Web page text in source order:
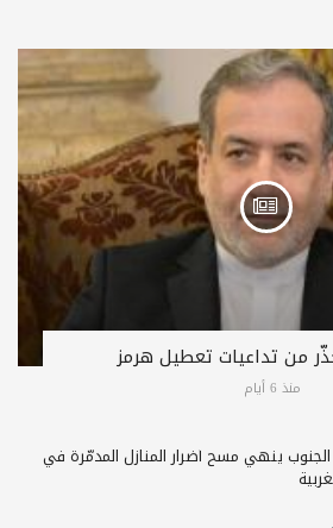
من تداعيات تعطيل هرمز
منذ 6 أيام
ينهي مسح أضرار المنازل المدمّرة في